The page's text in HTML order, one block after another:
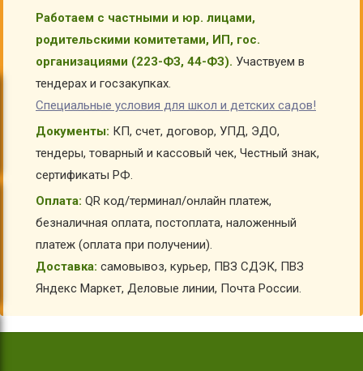
Работаем с частными и юр. лицами,
родительскими комитетами, ИП, гос.
организациями (223-ФЗ, 44-ФЗ). Участвуем в
тендерах и госзакупках.
Специальные условия для школ и детских садов!
Документы: КП, счет, договор, УПД, ЭДО,
тендеры, товарный и кассовый чек, Честный знак,
сертификаты РФ.
Оплата: QR код/терминал/онлайн платеж,
безналичная оплата, постоплата, наложенный
платеж (оплата при получении).
Доставка: самовывоз, курьер, ПВЗ СДЭК, ПВЗ
Яндекс Маркет, Деловые линии, Почта России.